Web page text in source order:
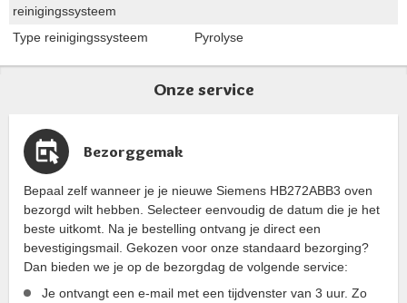
reinigingssysteem
Type reinigingssysteem Pyrolyse
Onze service
Bezorggemak
Bepaal zelf wanneer je je nieuwe Siemens HB272ABB3 oven
bezorgd wilt hebben. Selecteer eenvoudig de datum die je het
beste uitkomt. Na je bestelling ontvang je direct een
bevestigingsmail. Gekozen voor onze standaard bezorging?
Dan bieden we je op de bezorgdag de volgende service:
Je ontvangt een e-mail met een tijdvenster van 3 uur. Zo